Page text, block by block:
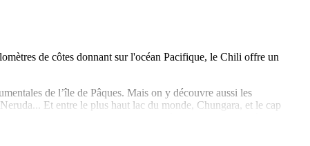
de côtes donnant sur l'océan Pacifique, le Chili offre un
de l’île de Pâques. Mais on y découvre aussi les
Et entre le plus haut lac du monde, Chungara, et le cap